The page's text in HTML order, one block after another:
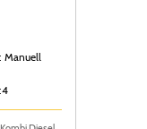
: Manuell
:4